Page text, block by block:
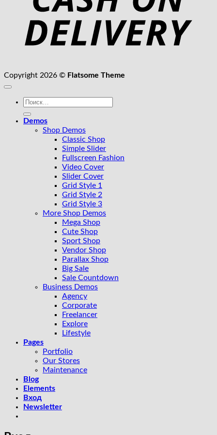
Copyright 2026 © Flatsome Theme
Искать:
Demos
Shop Demos
Classic Shop
Simple Slider
Fullscreen Fashion
Video Cover
Slider Cover
Grid Style 1
Grid Style 2
Grid Style 3
More Shop Demos
Mega Shop
Cute Shop
Sport Shop
Vendor Shop
Parallax Shop
Big Sale
Sale Countdown
Business Demos
Agency
Corporate
Freelancer
Explore
Lifestyle
Pages
Portfolio
Our Stores
Maintenance
Blog
Elements
Вход
Newsletter